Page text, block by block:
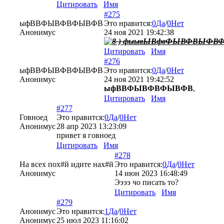
Цитировать Имя
ыфВВФЫВФВФЫВФВ
Анонимус
#275
Это нравится:0Да/0Нет
24 ноя 2021 19:42:38
Цитировать
Имя
ыфВВФЫВФВФЫВФВ
Анонимус
#276
Это нравится:0Да/0Нет
24 ноя 2021 19:42:52
ыфВВФЫВФВФЫВФВ,
Цитировать
Имя
Говноед
Анонимус
#277
Это нравится:0Да/0Нет
28 апр 2023 13:23:09
привет я говноед
Цитировать
Имя
На всех пох#й идите нах#й
Анонимус
#278
Это нравится:0Да/0Нет
14 июн 2023 16:48:49
Ээээ чо писать то?
Цитировать
Имя
Анонимус
Анонимус
#279
Это нравится:1 Да/0Нет
25 июл 2023 11:16:02